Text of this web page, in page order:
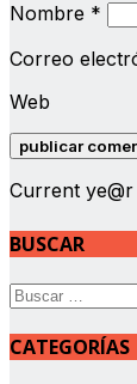
Nombre *
Correo
Web
Current ye@r
BUSCAR
Buscar:
CATEGORÍAS